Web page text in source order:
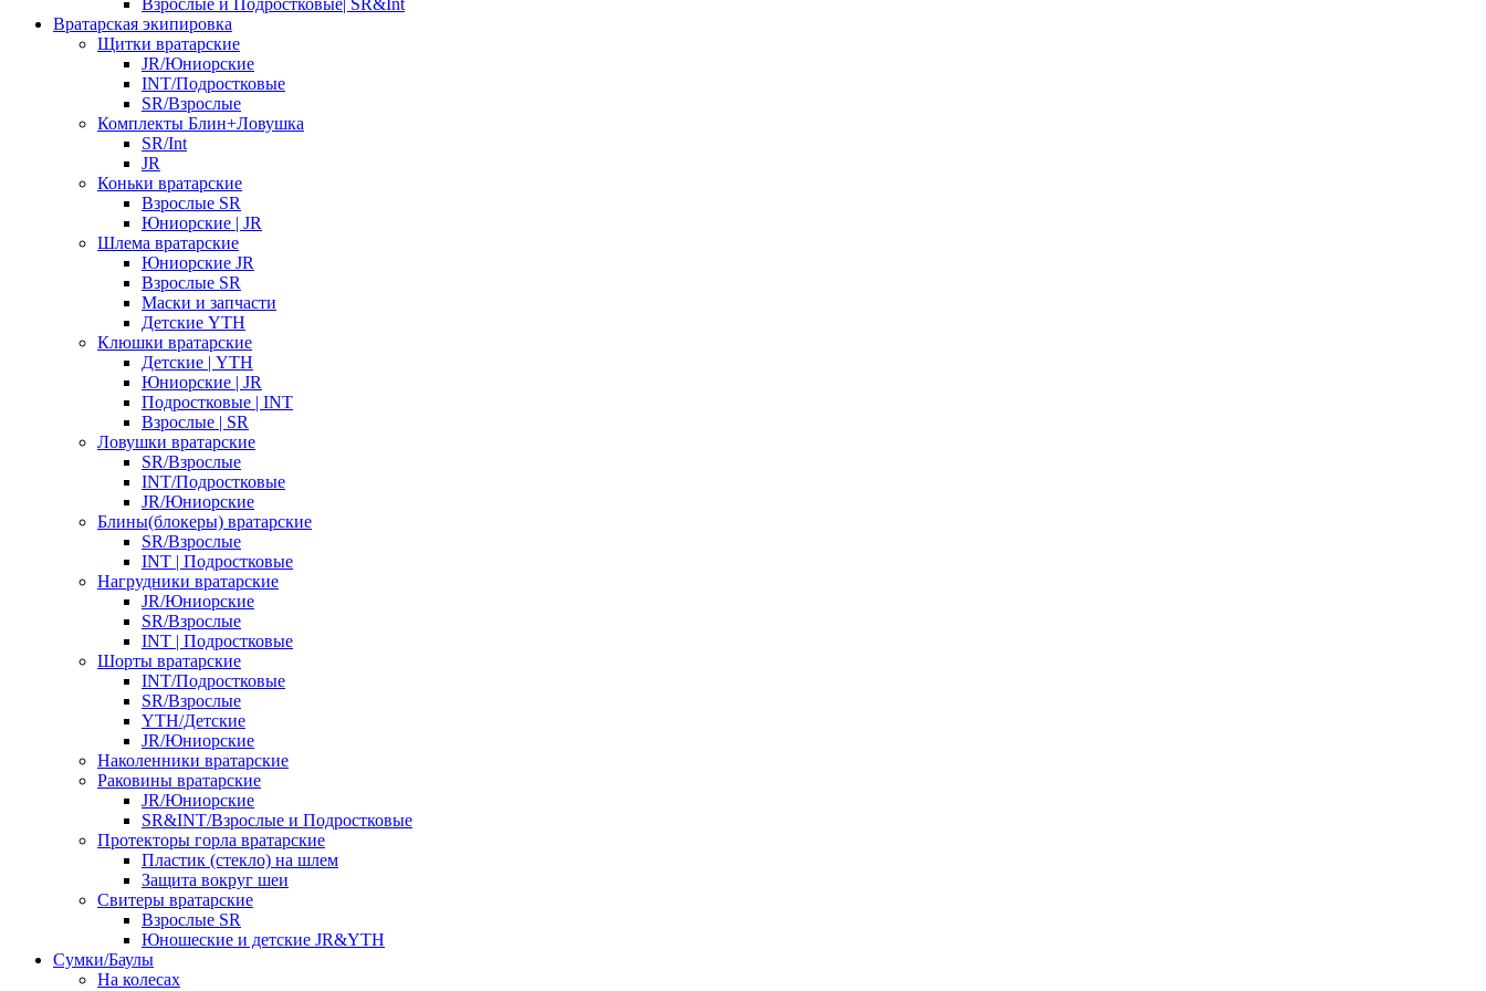
Взрослые и Подростковые| SR&Int
Вратарская экипировка
Щитки вратарские
JR/Юниорские
INT/Подростковые
SR/Взрослые
Комплекты Блин+Ловушка
SR/Int
JR
Коньки вратарские
Взрослые SR
Юниорские | JR
Шлема вратарские
Юниорские JR
Взрослые SR
Маски и запчасти
Детские YTH
Клюшки вратарские
Детские | YTH
Юниорские | JR
Подростковые | INT
Взрослые | SR
Ловушки вратарские
SR/Взрослые
INT/Подростковые
JR/Юниорские
Блины(блокеры) вратарские
SR/Взрослые
INT | Подростковые
Нагрудники вратарские
JR/Юниорские
SR/Взрослые
INT | Подростковые
Шорты вратарские
INT/Подростковые
SR/Взрослые
YTH/Детские
JR/Юниорские
Наколенники вратарские
Раковины вратарские
JR/Юниорские
SR&INT/Взрослые и Подростковые
Протекторы горла вратарские
Пластик (стекло) на шлем
Защита вокруг шеи
Свитеры вратарские
Взрослые SR
Юношеские и детские JR&YTH
Сумки/Баулы
На колесах